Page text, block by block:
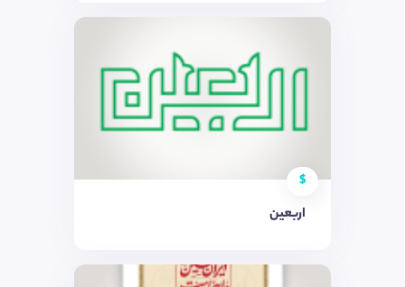
$
اربعین